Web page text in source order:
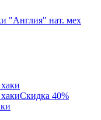
Скидка 40%